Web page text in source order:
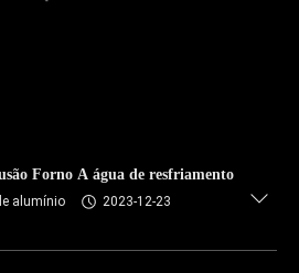
Forno A água de resfriamento
alumínio
2023-12-23